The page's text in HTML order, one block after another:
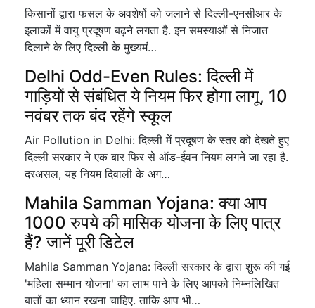
किसानों द्वारा फसल के अवशेषों को जलाने से दिल्ली-एनसीआर के
इलाकों में वायु प्रदूषण बढ़ने लगता है. इन समस्याओं से निजात
दिलाने के लिए दिल्ली के मुख्यमं…
Delhi Odd-Even Rules: दिल्ली में
गाड़ियों से संबंधित ये नियम फिर होगा लागू, 10
नवंबर तक बंद रहेंगे स्कूल
Air Pollution in Delhi: दिल्ली में प्रदूषण के स्तर को देखते हुए
दिल्ली सरकार ने एक बार फिर से ऑड-ईवन नियम लगने जा रहा है.
दरअसल, यह नियम दिवाली के अग…
Mahila Samman Yojana: क्या आप
1000 रुपये की मासिक योजना के लिए पात्र
हैं? जानें पूरी डिटेल
Mahila Samman Yojana: दिल्ली सरकार के द्वारा शुरू की गई
'महिला सम्मान योजना' का लाभ पाने के लिए आपको निम्नलिखित
बातों का ध्यान रखना चाहिए. ताकि आप भी…